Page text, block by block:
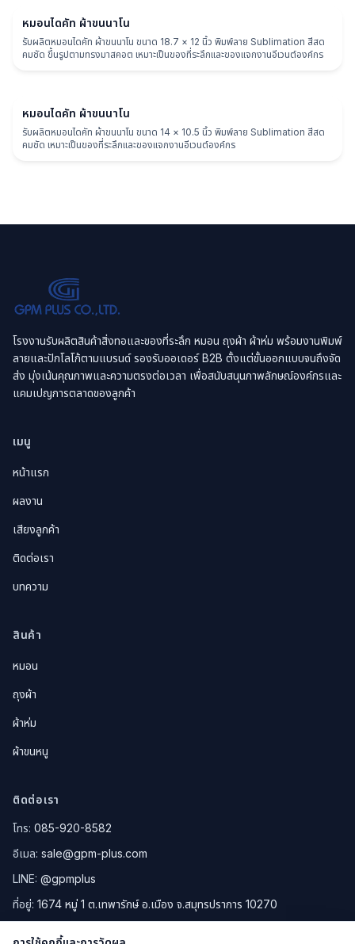
หมอน
หมอนไดคัท ผ้าขนนาโน
รับผลิตหมอนไดคัท ผ้าขนนาโน ขนาด 18.7 × 12 นิ้ว พิมพ์ลาย Sublimation สีสด
คมชัด ขึ้นรูปตามทรงมาสคอต เหมาะเป็นของที่ระลึกและของแจกงานอีเวนต์องค์กร
หมอน
หมอนไดคัท ผ้าขนนาโน
รับผลิตหมอนไดคัท ผ้าขนนาโน ขนาด 14 × 10.5 นิ้ว พิมพ์ลาย Sublimation สีสด
คมชัด เหมาะเป็นของที่ระลึกและของแจกงานอีเวนต์องค์กร
โรงงานรับผลิตสินค้าสิ่งทอและของที่ระลึก หมอน ถุงผ้า ผ้าห่ม พร้อมงานพิมพ์
ลายและปักโลโก้ตามแบรนด์ รองรับออเดอร์ B2B ตั้งแต่ขั้นออกแบบจนถึงจัด
ส่ง มุ่งเน้นคุณภาพและความตรงต่อเวลา เพื่อสนับสนุนภาพลักษณ์องค์กรและ
แคมเปญการตลาดของลูกค้า
เมนู
หน้าแรก
ผลงาน
เสียงลูกค้า
ติดต่อเรา
บทความ
สินค้า
หมอน
ถุงผ้า
ผ้าห่ม
ผ้าขนหนู
ติดต่อเรา
โทร: 085-920-8582
อีเมล: sale@gpm-plus.com
LINE: @gpmplus
ที่อยู่: 1674 หมู่ 1 ต.เทพารักษ์ อ.เมือง จ.สมุทรปราการ 10270